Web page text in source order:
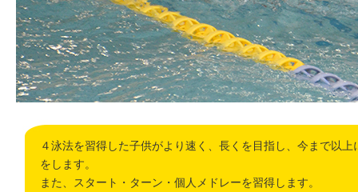
４泳法を習得した子供がより速く、長くを目指し、今まで以
をします。
また、スタート・ターン・個人メドレーを習得します。